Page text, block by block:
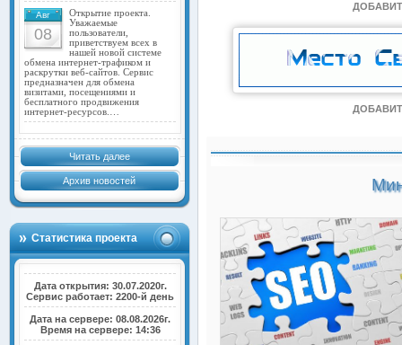
Авг
08
Открытие проекта.
Уважаемые
пользователи,
приветствуем всех в
нашей новой системе
обмена интернет-трафиком и
раскрутки веб-сайтов. Сервис
предназначен для обмена
визитами, посещениями и
бесплатного продвижения
интернет-ресурсов.…
Читать далее
Архив новостей
Статистика проекта
Дата открытия: 30.07.2020г.
Сервис работает: 2200-й день
Дата на сервере: 08.08.2026г.
Время на сервере: 14:36